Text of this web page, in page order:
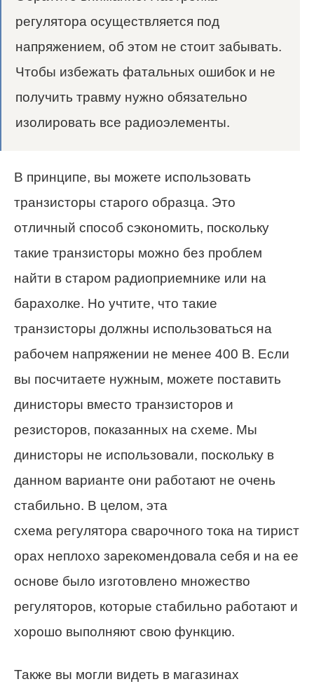
регулятора осуществляется под
напряжением, об этом не стоит забывать.
Чтобы избежать фатальных ошибок и не
получить травму нужно обязательно
изолировать все радиоэлементы.
В принципе, вы можете использовать
транзисторы старого образца. Это
отличный способ сэкономить, поскольку
такие транзисторы можно без проблем
найти в старом радиоприемнике или на
барахолке. Но учтите, что такие
транзисторы должны использоваться на
рабочем напряжении не менее 400 В. Если
вы посчитаете нужным, можете поставить
динисторы вместо транзисторов и
резисторов, показанных на схеме. Мы
динисторы не использовали, поскольку в
данном варианте они работают не очень
стабильно. В целом, эта
схема регулятора сварочного тока на тирист
орах неплохо зарекомендовала себя и на ее
основе было изготовлено множество
регуляторов, которые стабильно работают и
хорошо выполняют свою функцию.
Также вы могли видеть в магазинах